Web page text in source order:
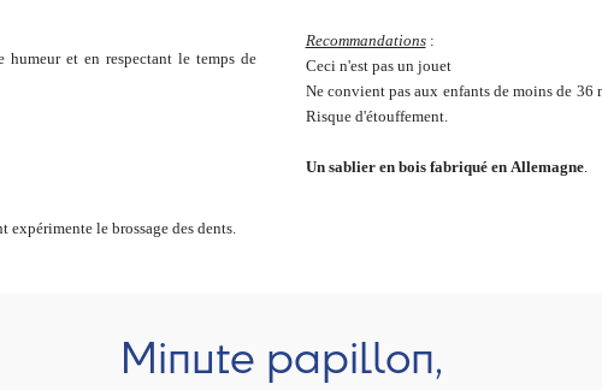
et en respectant le temps de
le brossage des dents.
Recommandations:
Ceci n'est pas un jouet
Ne convient pas aux enfants de moins de 36
Risque d'étouffement.
Un sablier en bois fabriqué en Allemagne.
Minute papillon,